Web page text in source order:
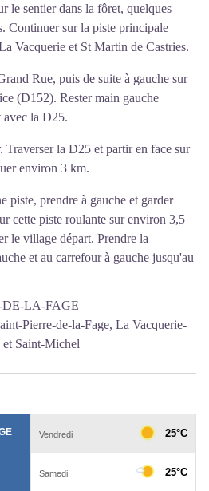
le sentier dans la fôret, quelques
Continuer sur la piste principale
Vacquerie et St Martin de Castries.
Rue, puis de suite à gauche sur
(D152). Rester main gauche
avec la D25.
Traverser la D25 et partir en face sur
environ 3 km.
piste, prendre à gauche et garder
cette piste roulante sur environ 3,5
le village départ. Prendre la
et au carrefour à gauche jusqu'au
DE-LA-FAGE
Pierre-de-la-Fage, La Vacquerie-
et Saint-Michel